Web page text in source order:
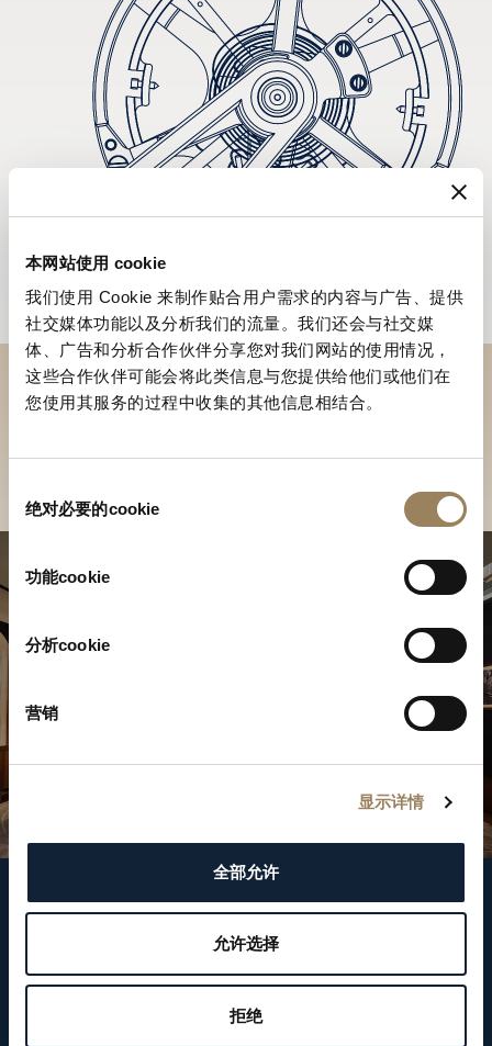
本网站使用 cookie
我们使用 Cookie 来制作贴合用户需求的内容与广告、提供
社交媒体功能以及分析我们的流量。我们还会与社交媒
体、广告和分析合作伙伴分享您对我们网站的使用情况，
这些合作伙伴可能会将此类信息与您提供给他们或他们在
您使用其服务的过程中收集的其他信息相结合。
绝对必要的cookie
功能cookie
分析cookie
营销
显示详情
全部允许
允许选择
拒绝
到访精品店探索品牌系列
寻找精品店
关注我们
WeChat ID
Breguet_China